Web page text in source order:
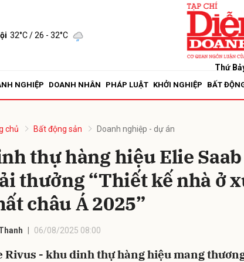
32°C/ 26 - 32°C
Thứ
NGHIỆP DOANH NHÂN PHÁP LUẬT KHỞI NGHIỆP BẤT
chủ Bất động sản Doanh nghiệp - dự án
thự hàng hiệu Elie
thưởng “Thiết kế nhà ở
châu Á 2025”
06/08/2025 08:00
Rivus - khu dinh thự hàng hiệu mang